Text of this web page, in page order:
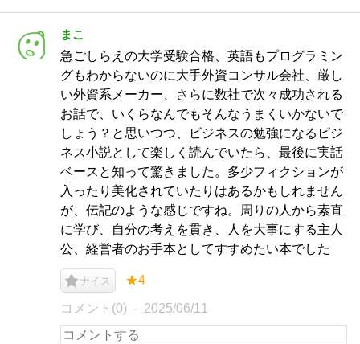
まこ
急ごしらえの大学受験合格、英語もプログラミン
グもわからないのに大手外資コンサル会社、厳し
い外資系メーカー、さらに数社で次々成功される
お話で、いくらなんでもそんなうまくいかないで
しょう？と思いつつ、ビジネスの勉強になるビジ
ネス小説として楽しく読んでいたら、最後に実話
ベースと知って驚きました。多少フィクションが
入ったり美化されていたりはあるかもしれません
が、伝記のような感じですね。周りの人から素直
に学び、自分の考えを貫き、人を大事にする主人
公、経営者のお手本としてすすめたい本でした
ナイス ★4
コメント(0) 2025/06/11